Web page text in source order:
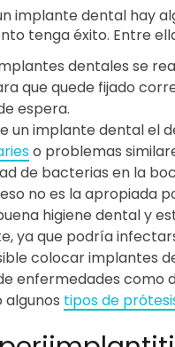
implante dental hay
tenga éxito. Entre
dentales se
que quede fijado
espera.
un implante dental el
o problemas
de bacterias en la
no es la apropiada
higiene dental y
ya que podría
colocar implantes
enfermedades como
tipos de